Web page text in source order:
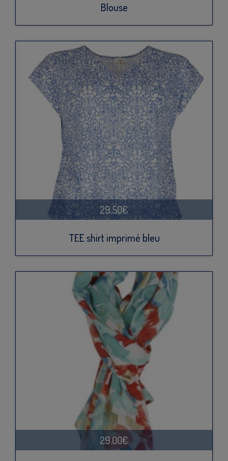
Blouse
29.50€
TEE shirt imprimé bleu
29.00€